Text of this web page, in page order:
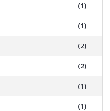
(1)
(1)
(2)
(2)
(1)
(1)